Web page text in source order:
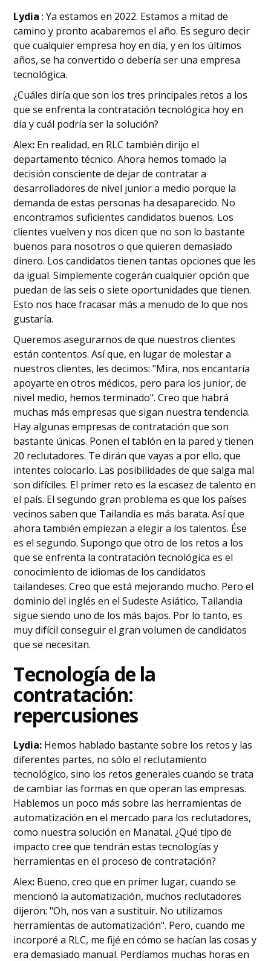
Lydia: Ya estamos en 2022. Estamos a mitad de
camino y pronto acabaremos el año. Es seguro decir
que cualquier empresa hoy en día, y en los últimos
años, se ha convertido o debería ser una empresa
tecnológica.
¿Cuáles diría que son los tres principales retos a los
que se enfrenta la contratación tecnológica hoy en
día y cuál podría ser la solución?
‍Alex: En realidad, en RLC también dirijo el
departamento técnico. Ahora hemos tomado la
decisión consciente de dejar de contratar a
desarrolladores de nivel junior a medio porque la
demanda de estas personas ha desaparecido. No
encontramos suficientes candidatos buenos. Los
clientes vuelven y nos dicen que no son lo bastante
buenos para nosotros o que quieren demasiado
dinero. Los candidatos tienen tantas opciones que les
da igual. Simplemente cogerán cualquier opción que
puedan de las seis o siete oportunidades que tienen.
Esto nos hace fracasar más a menudo de lo que nos
gustaría.
Queremos asegurarnos de que nuestros clientes
están contentos. Así que, en lugar de molestar a
nuestros clientes, les decimos: "Mira, nos encantaría
apoyarte en otros médicos, pero para los junior, de
nivel medio, hemos terminado". Creo que habrá
muchas más empresas que sigan nuestra tendencia.
Hay algunas empresas de contratación que son
bastante únicas. Ponen el tablón en la pared y tienen
20 reclutadores. Te dirán que vayas a por ello, que
intentes colocarlo. Las posibilidades de que salga mal
son difíciles. El primer reto es la escasez de talento en
el país. El segundo gran problema es que los países
vecinos saben que Tailandia es más barata. Así que
ahora también empiezan a elegir a los talentos. Ése
es el segundo. Supongo que otro de los retos a los
que se enfrenta la contratación tecnológica es el
conocimiento de idiomas de los candidatos
tailandeses. Creo que está mejorando mucho. Pero el
dominio del inglés en el Sudeste Asiático, Tailandia
sigue siendo uno de los más bajos. Por lo tanto, es
muy difícil conseguir el gran volumen de candidatos
que se necesitan.
‍Tecnología de la
contratación:
repercusiones
Lydia: Hemos hablado bastante sobre los retos y las
diferentes partes, no sólo el reclutamiento
tecnológico, sino los retos generales cuando se trata
de cambiar las formas en que operan las empresas.
Hablemos un poco más sobre las herramientas de
automatización en el mercado para los reclutadores,
como nuestra solución en Manatal. ¿Qué tipo de
impacto cree que tendrán estas tecnologías y
herramientas en el proceso de contratación?
‍Alex: Bueno, creo que en primer lugar, cuando se
mencionó la automatización, muchos reclutadores
dijeron: "Oh, nos van a sustituir. No utilizamos
herramientas de automatización". Pero, cuando me
incorporé a RLC, me fijé en cómo se hacían las cosas y
era demasiado manual. Perdíamos muchas horas en